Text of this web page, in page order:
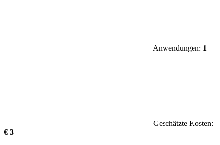
Anwendungen: 1
Geschätzte Kosten:
€ 3